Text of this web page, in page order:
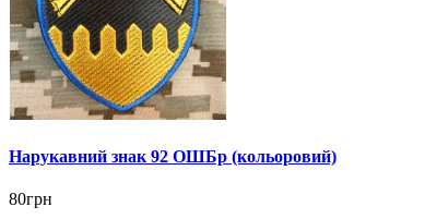
Нарукавний знак 92 ОШБр (кольоровий)
80грн